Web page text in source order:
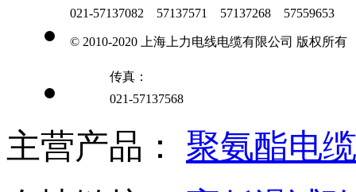
021-57137082 57137571 57137268 57559653
© 2010-2020 上海上力电线电缆有限公司 版权所有
传真：
021-57137568
主营产品： 聚氨酯电缆